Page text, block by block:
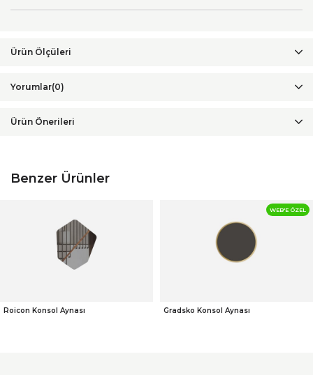
Yorumlar(0)
Ürün Önerileri
Benzer Ürünler
Roicon Konsol Aynası Gradsko Konsol Aynası
WEB'E ÖZEL